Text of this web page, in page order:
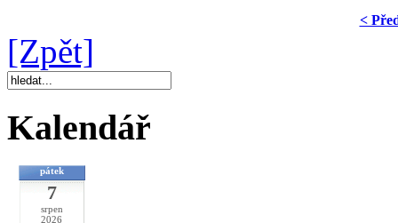
<
[Zpět]
Kalendář
pátek
7
srpen
2026